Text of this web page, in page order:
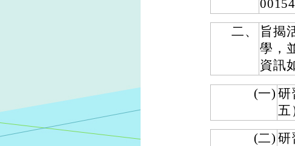
二、
旨揭
學，
資訊
(一) 研
五
(二) 研